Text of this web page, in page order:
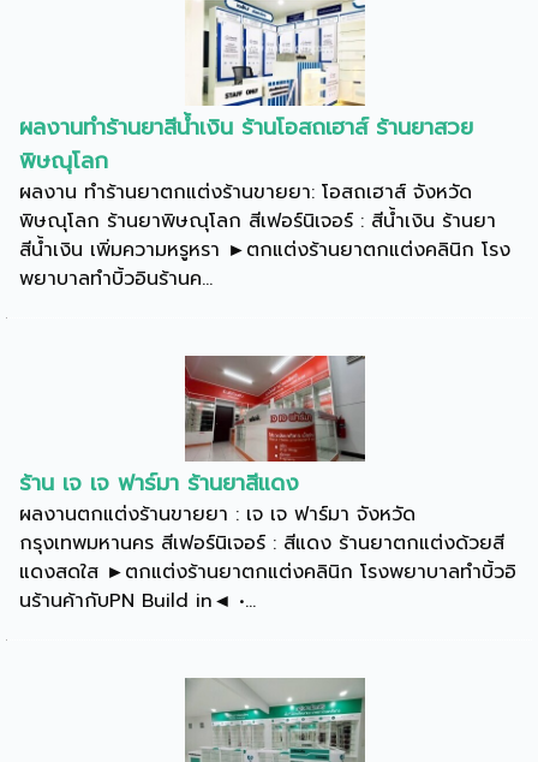
ผลงานทำร้านยาสีน้ำเงิน ร้านโอสถเฮาส์ ร้านยาสวย
พิษณุโลก
ผลงาน ทำร้านยาตกแต่งร้านขายยา: โอสถเฮาส์ จังหวัด
พิษณุโลก ร้านยาพิษณุโลก สีเฟอร์นิเจอร์ : สีน้ำเงิน ร้านยา
สีน้ำเงิน เพิ่มความหรูหรา ►ตกแต่งร้านยาตกแต่งคลินิก โรง
พยาบาลทำบิ้วอินร้านค...
ร้าน เจ เจ ฟาร์มา ร้านยาสีแดง
ผลงานตกแต่งร้านขายยา : เจ เจ ฟาร์มา จังหวัด
กรุงเทพมหานคร สีเฟอร์นิเจอร์ : สีแดง ร้านยาตกแต่งด้วยสี
แดงสดใส ►ตกแต่งร้านยาตกแต่งคลินิก โรงพยาบาลทำบิ้วอิ
นร้านค้ากับPN Build in◄ •...